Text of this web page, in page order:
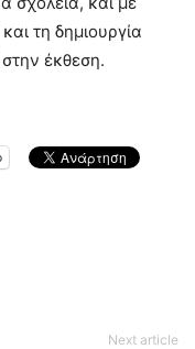
τη δημιουργία
έκθεση.
Next article